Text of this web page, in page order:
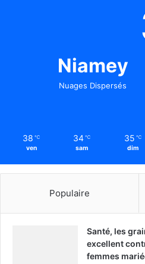
Niamey
Nuages Dispersés
38 ℃
ven
34 ℃
sam
35 ℃
dim
Populaire
Santé, les
excellent
femmes